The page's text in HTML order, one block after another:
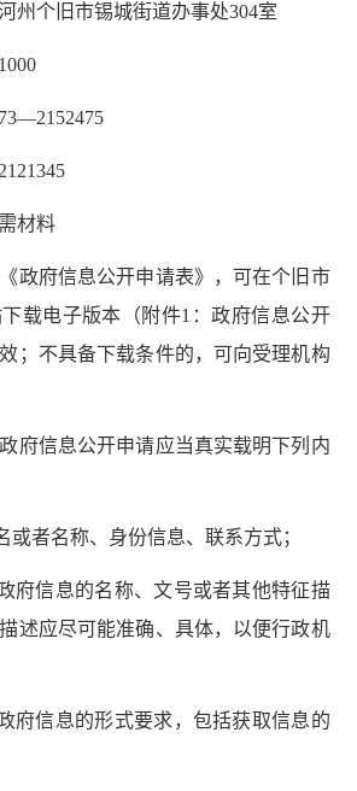
个旧市锡城街道办事处304室
材料
府信息公开申请表》，可在个旧市
载电子版本（附件1：政府信息公开
；不具备下载条件的，可向受理机构
信息公开申请应当真实载明下列内
者名称、身份信息、联系方式；
信息的名称、文号或者其他特征描
述应尽可能准确、具体，以便行政机
信息的形式要求，包括获取信息的